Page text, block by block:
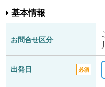
基本情報
お問合せ区分
出発日 必須